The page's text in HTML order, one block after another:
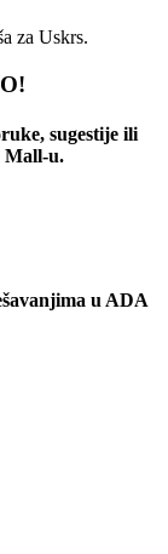
za Uskrs.
sugestije ili
Mall-u.
u ADA